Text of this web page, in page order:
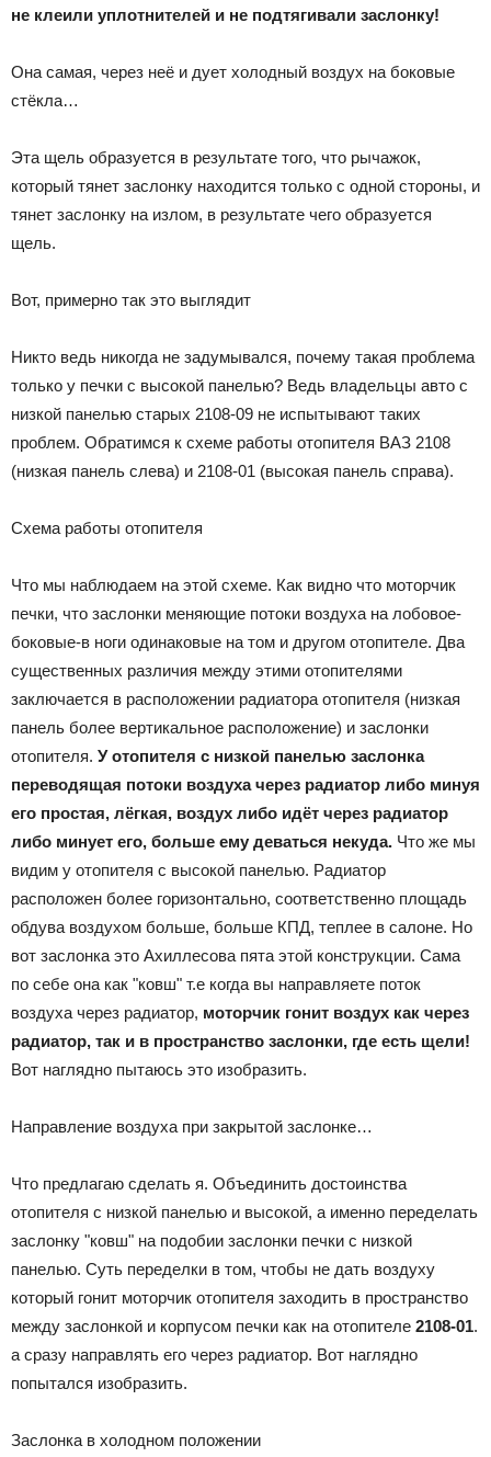
не клеили уплотнителей и не подтягивали заслонку!
Она самая, через неё и дует холодный воздух на боковые
стёкла…
Эта щель образуется в результате того, что рычажок,
который тянет заслонку находится только с одной стороны, и
тянет заслонку на излом, в результате чего образуется
щель.
Вот, примерно так это выглядит
Никто ведь никогда не задумывался, почему такая проблема
только у печки с высокой панелью? Ведь владельцы авто с
низкой панелью старых 2108-09 не испытывают таких
проблем. Обратимся к схеме работы отопителя ВАЗ 2108
(низкая панель слева) и 2108-01 (высокая панель справа).
Схема работы отопителя
Что мы наблюдаем на этой схеме. Как видно что моторчик
печки, что заслонки меняющие потоки воздуха на лобовое-
боковые-в ноги одинаковые на том и другом отопителе. Два
существенных различия между этими отопителями
заключается в расположении радиатора отопителя (низкая
панель более вертикальное расположение) и заслонки
отопителя. У отопителя с низкой панелью заслонка
переводящая потоки воздуха через радиатор либо минуя
его простая, лёгкая, воздух либо идёт через радиатор
либо минует его, больше ему деваться некуда. Что же мы
видим у отопителя с высокой панелью. Радиатор
расположен более горизонтально, соответственно площадь
обдува воздухом больше, больше КПД, теплее в салоне. Но
вот заслонка это Ахиллесова пята этой конструкции. Сама
по себе она как "ковш" т.е когда вы направляете поток
воздуха через радиатор, моторчик гонит воздух как через
радиатор, так и в пространство заслонки, где есть щели!
Вот наглядно пытаюсь это изобразить.
Направление воздуха при закрытой заслонке…
Что предлагаю сделать я. Объединить достоинства
отопителя с низкой панелью и высокой, а именно переделать
заслонку "ковш" на подобии заслонки печки с низкой
панелью. Суть переделки в том, чтобы не дать воздуху
который гонит моторчик отопителя заходить в пространство
между заслонкой и корпусом печки как на отопителе 2108-01.
а сразу направлять его через радиатор. Вот наглядно
попытался изобразить.
Заслонка в холодном положении